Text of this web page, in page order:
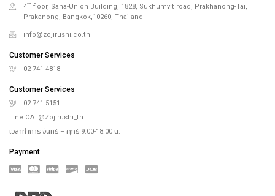
4th floor, Saha-Union Building, 1828, Sukhumvit road, Prakhanong-Tai,
Prakanong, Bangkok,10260, Thailand
info@zojirushi.co.th
Customer Services
02 741 4818
Customer Services
02 741 5151
Line OA. @Zojirushi_th
เวลาทำการ จันทร์ – ศุกร์ 9.00-18.00 น.
Payment